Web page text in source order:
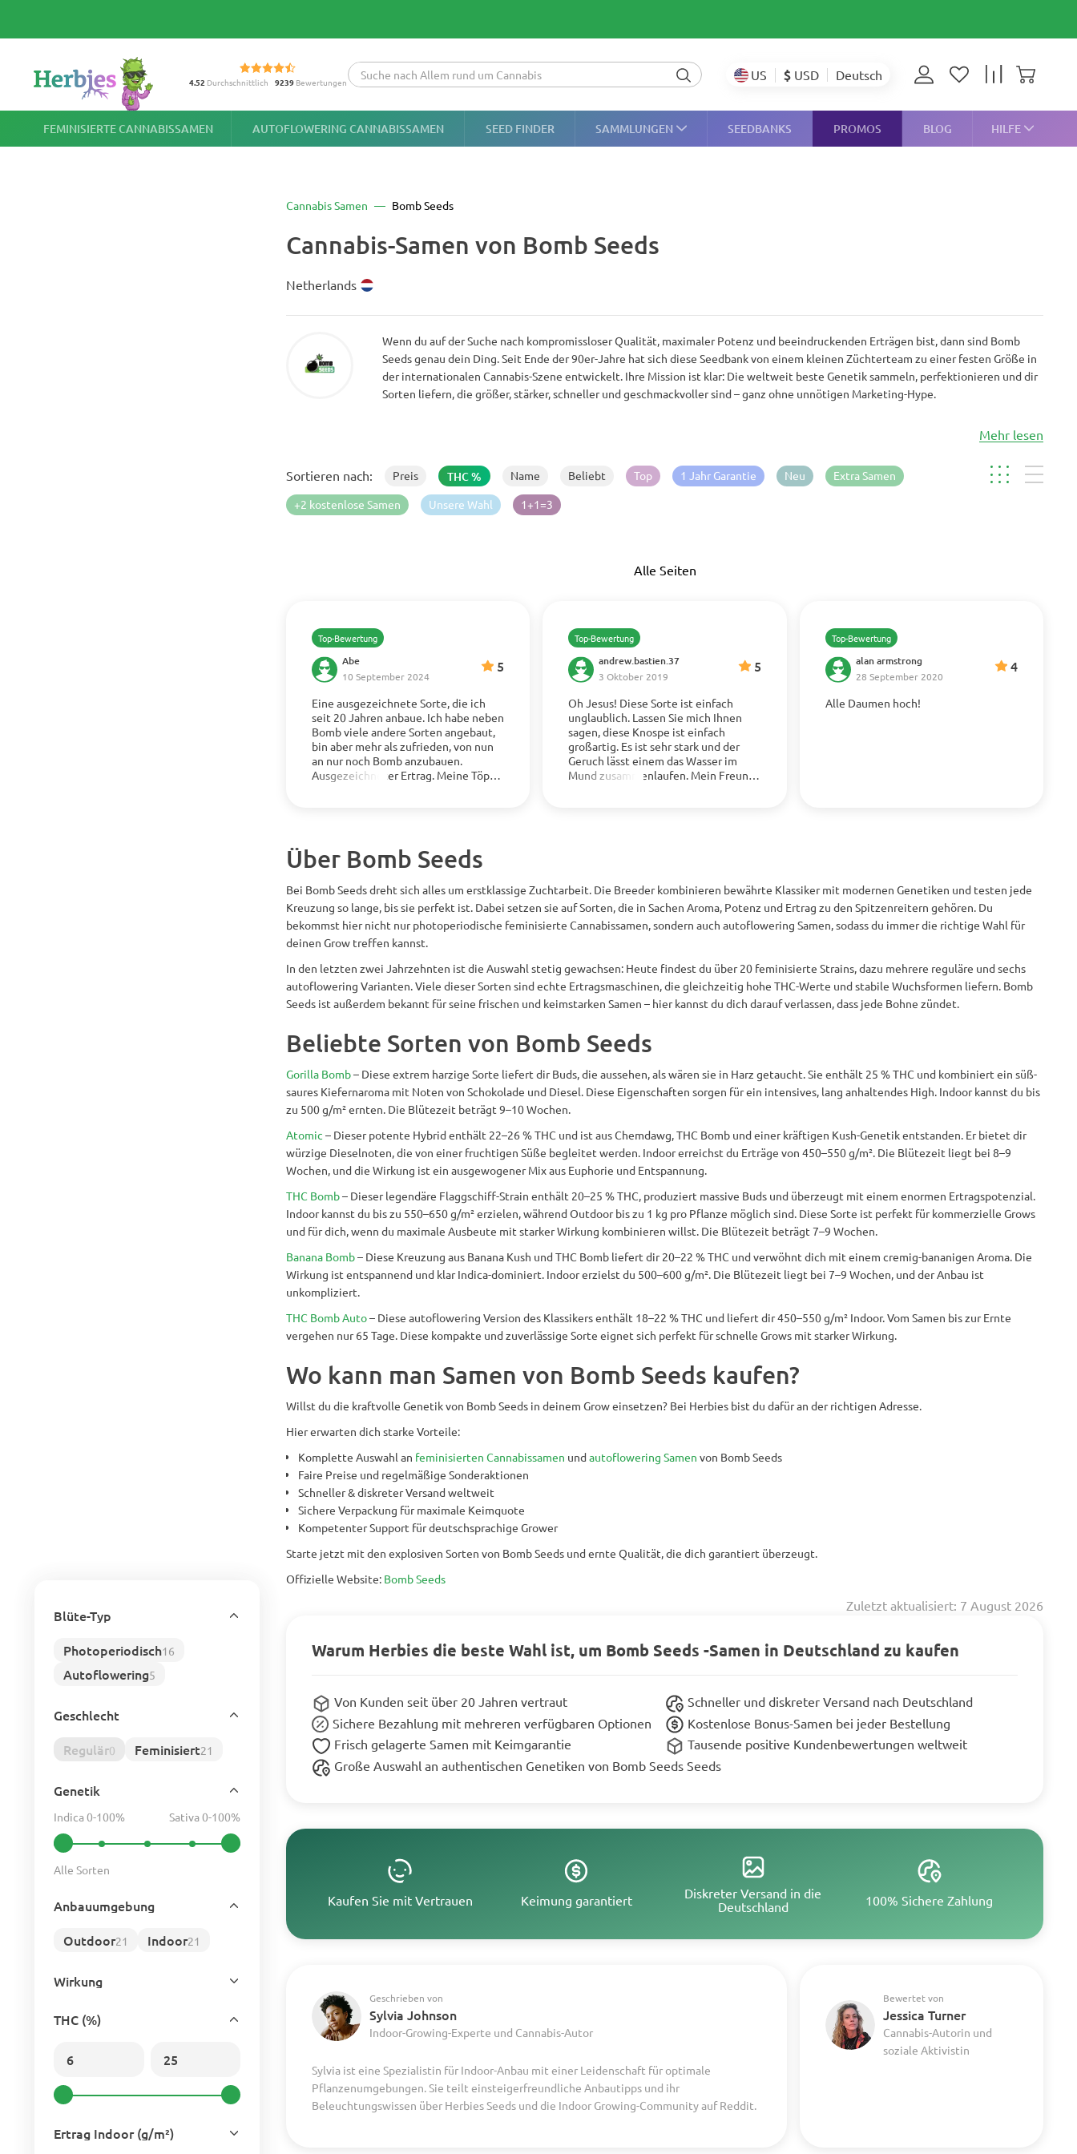
4.52 Durchschnittlich 9239Bewertungen US $ USD Deutsch
FEMINISIERTE CANNABISSAMEN AUTOFLOWERING CANNABISSAMEN SEED FINDER SAMMLUNGEN SEEDBANKS PROMOS BLOG HILFE
Blüte-Typ
Photoperiodisch16
Autoflowering5
Geschlecht
Regulär0 Feminisiert21
Genetik
Indica 0-100% Sativa 0-100%
Alle Sorten
Anbauumgebung
Outdoor21 Indoor21
Wirkung
THC (%)
Ertrag Indoor (g/m²)
Cannabis Samen Bomb Seeds
Cannabis-Samen von Bomb Seeds
Netherlands
Wenn du auf der Suche nach kompromissloser Qualität, maximaler Potenz und beeindruckenden Erträgen bist, dann sind Bomb
Seeds genau dein Ding. Seit Ende der 90er-Jahre hat sich diese Seedbank von einem kleinen Züchterteam zu einer festen Größe in
der internationalen Cannabis-Szene entwickelt. Ihre Mission ist klar: Die weltweit beste Genetik sammeln, perfektionieren und dir
Sorten liefern, die größer, stärker, schneller und geschmackvoller sind – ganz ohne unnötigen Marketing-Hype.
Mehr lesen
Sortieren nach: Preis THC % Name Beliebt Top 1 Jahr Garantie Neu
Extra Samen
+2 kostenlose Samen
Unsere Wahl 1+1=3
Alle Seiten
Top-Bewertung
Abe
10 September 2024
5
Eine ausgezeichnete Sorte, die ich
seit 20 Jahren anbaue. Ich habe neben
Bomb viele andere Sorten angebaut,
bin aber mehr als zufrieden, von nun
an nur noch Bomb anzubauen.
Ausgezeichneter Ertrag. Meine Töpfe
getrocknet und ausgehärtet) Das Bild
unten ist vom Anbau im letzten Jahr,
Mehr anzeigen
Top-Bewertung
andrew.bastien.37
3 Oktober 2019
5
Oh Jesus! Diese Sorte ist einfach
unglaublich. Lassen Sie mich Ihnen
sagen, diese Knospe ist einfach
großartig. Es ist sehr stark und der
Geruch lässt einem das Wasser im
Mund zusammenlaufen. Mein Freund
bin immer noch aufgewacht.
Insgesamt GROSSARTIGE Sorte. Auch
super bei Depressionen. Ich leide an
einer bipolaren Störung, die mich
mit meinen Medikamenten
eingenommen und bin auch heute
(ich habe es gestern geraucht) immer
noch sehr entspannt und überhaupt
Hände bekommen, rauchen Sie den
Mist daraus.
Mehr anzeigen
Top-Bewertung
alan armstrong
28 September 2020
4
Alle Daumen hoch!
Mehr anzeigen
Über Bomb Seeds
Bei Bomb Seeds dreht sich alles um erstklassige Zuchtarbeit. Die Breeder kombinieren bewährte Klassiker mit modernen Genetiken und testen jede
Kreuzung so lange, bis sie perfekt ist. Dabei setzen sie auf Sorten, die in Sachen Aroma, Potenz und Ertrag zu den Spitzenreitern gehören. Du
bekommst hier nicht nur photoperiodische feminisierte Cannabissamen, sondern auch autoflowering Samen, sodass du immer die richtige Wahl für
deinen Grow treffen kannst.
In den letzten zwei Jahrzehnten ist die Auswahl stetig gewachsen: Heute findest du über 20 feminisierte Strains, dazu mehrere reguläre und sechs
autoflowering Varianten. Viele dieser Sorten sind echte Ertragsmaschinen, die gleichzeitig hohe THC-Werte und stabile Wuchsformen liefern. Bomb
Seeds ist außerdem bekannt für seine frischen und keimstarken Samen – hier kannst du dich darauf verlassen, dass jede Bohne zündet.
Beliebte Sorten von Bomb Seeds
Gorilla Bomb– Diese extrem harzige Sorte liefert dir Buds, die aussehen, als wären sie in Harz getaucht. Sie enthält 25 % THC und kombiniert ein süß-
saures Kiefernaroma mit Noten von Schokolade und Diesel. Diese Eigenschaften sorgen für ein intensives, lang anhaltendes High. Indoor kannst du bis
zu 500 g/m² ernten. Die Blütezeit beträgt 9–10 Wochen.
Atomic – Dieser potente Hybrid enthält 22–26 % THC und ist aus Chemdawg, THC Bomb und einer kräftigen Kush-Genetik entstanden. Er bietet dir
würzige Dieselnoten, die von einer fruchtigen Süße begleitet werden. Indoor erreichst du Erträge von 450–550 g/m². Die Blütezeit liegt bei 8–9
Wochen, und die Wirkung ist ein ausgewogener Mix aus Euphorie und Entspannung.
THC Bomb– Dieser legendäre Flaggschiff-Strain enthält 20–25 % THC, produziert massive Buds und überzeugt mit einem enormen Ertragspotenzial.
Indoor kannst du bis zu 550–650 g/m² erzielen, während Outdoor bis zu 1 kg pro Pflanze möglich sind. Diese Sorte ist perfekt für kommerzielle Grows
und für dich, wenn du maximale Ausbeute mit starker Wirkung kombinieren willst. Die Blütezeit beträgt 7–9 Wochen.
Banana Bomb– Diese Kreuzung aus Banana Kush und THC Bomb liefert dir 20–22 % THC und verwöhnt dich mit einem cremig-bananigen Aroma. Die
Wirkung ist entspannend und klar Indica-dominiert. Indoor erzielst du 500–600 g/m². Die Blütezeit liegt bei 7–9 Wochen, und der Anbau ist
unkompliziert.
THC Bomb Auto– Diese autoflowering Version des Klassikers enthält 18–22 % THC und liefert dir 450–550 g/m² Indoor. Vom Samen bis zur Ernte
vergehen nur 65 Tage. Diese kompakte und zuverlässige Sorte eignet sich perfekt für schnelle Grows mit starker Wirkung.
Wo kann man Samen von Bomb Seeds kaufen?
Willst du die kraftvolle Genetik von Bomb Seeds in deinem Grow einsetzen? Bei Herbies bist du dafür an der richtigen Adresse.
Hier erwarten dich starke Vorteile:
Komplette Auswahl an feminisierten Cannabissamen undautoflowering Samen von Bomb Seeds
Faire Preise und regelmäßige Sonderaktionen
Schneller & diskreter Versand weltweit
Sichere Verpackung für maximale Keimquote
Kompetenter Support für deutschsprachige Grower
Starte jetzt mit den explosiven Sorten von Bomb Seeds und ernte Qualität, die dich garantiert überzeugt.
Offizielle Website: Bomb Seeds
Zuletzt aktualisiert: 7 August 2026
Warum Herbies die beste Wahl ist, um Bomb Seeds -Samen in Deutschland zu kaufen
Von Kunden seit über 20 Jahren vertraut
Schneller und diskreter Versand nach Deutschland
Sichere Bezahlung mit mehreren verfügbaren Optionen
Kostenlose Bonus-Samen bei jeder Bestellung
Frisch gelagerte Samen mit Keimgarantie
Tausende positive Kundenbewertungen weltweit
Große Auswahl an authentischen Genetiken von Bomb Seeds Seeds
Kaufen Sie mit Vertrauen Keimung garantiert
Diskreter Versand in die
Deutschland
100% Sichere Zahlung
Geschrieben von
Sylvia Johnson
Indoor-Growing-Experte und Cannabis-Autor
Sylvia ist eine Spezialistin für Indoor-Anbau mit einer Leidenschaft für optimale
Pflanzenumgebungen. Sie teilt einsteigerfreundliche Anbautipps und ihr
Beleuchtungswissen über Herbies Seeds und die Indoor Growing-Community auf Reddit.
Bewertet von
Jessica Turner
Cannabis-Autorin und
soziale Aktivistin